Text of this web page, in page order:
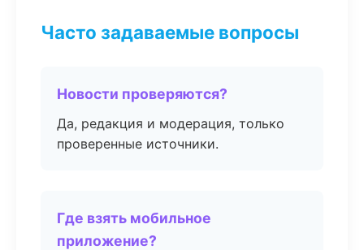
Часто задаваемые вопросы
Новости проверяются?
Да, редакция и модерация, только
проверенные источники.
Где взять мобильное
приложение?